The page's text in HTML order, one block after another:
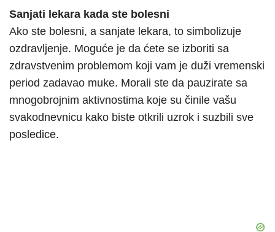
Sanjati lekara kada ste bolesni
Ako ste bolesni, a sanjate lekara, to simbolizuje
ozdravljenje. Moguće je da ćete se izboriti sa
zdravstvenim problemom koji vam je duži vremenski
period zadavao muke. Morali ste da pauzirate sa
mnogobrojnim aktivnostima koje su činile vašu
svakodnevnicu kako biste otkrili uzrok i suzbili sve
posledice.